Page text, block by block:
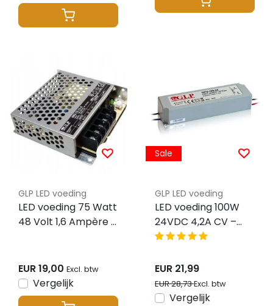
GLP LED voeding
LED voeding 75 Watt
48 Volt 1,6 Ampère -
EUR 19,00 Excl. btw
Vergelijk
Sale
GLP LED voeding
LED voeding 100W
24VDC 4,2A CV –
Waterdicht IP67 –
EUR 21,99
EUR 28,73Excl. btw
Vergelijk